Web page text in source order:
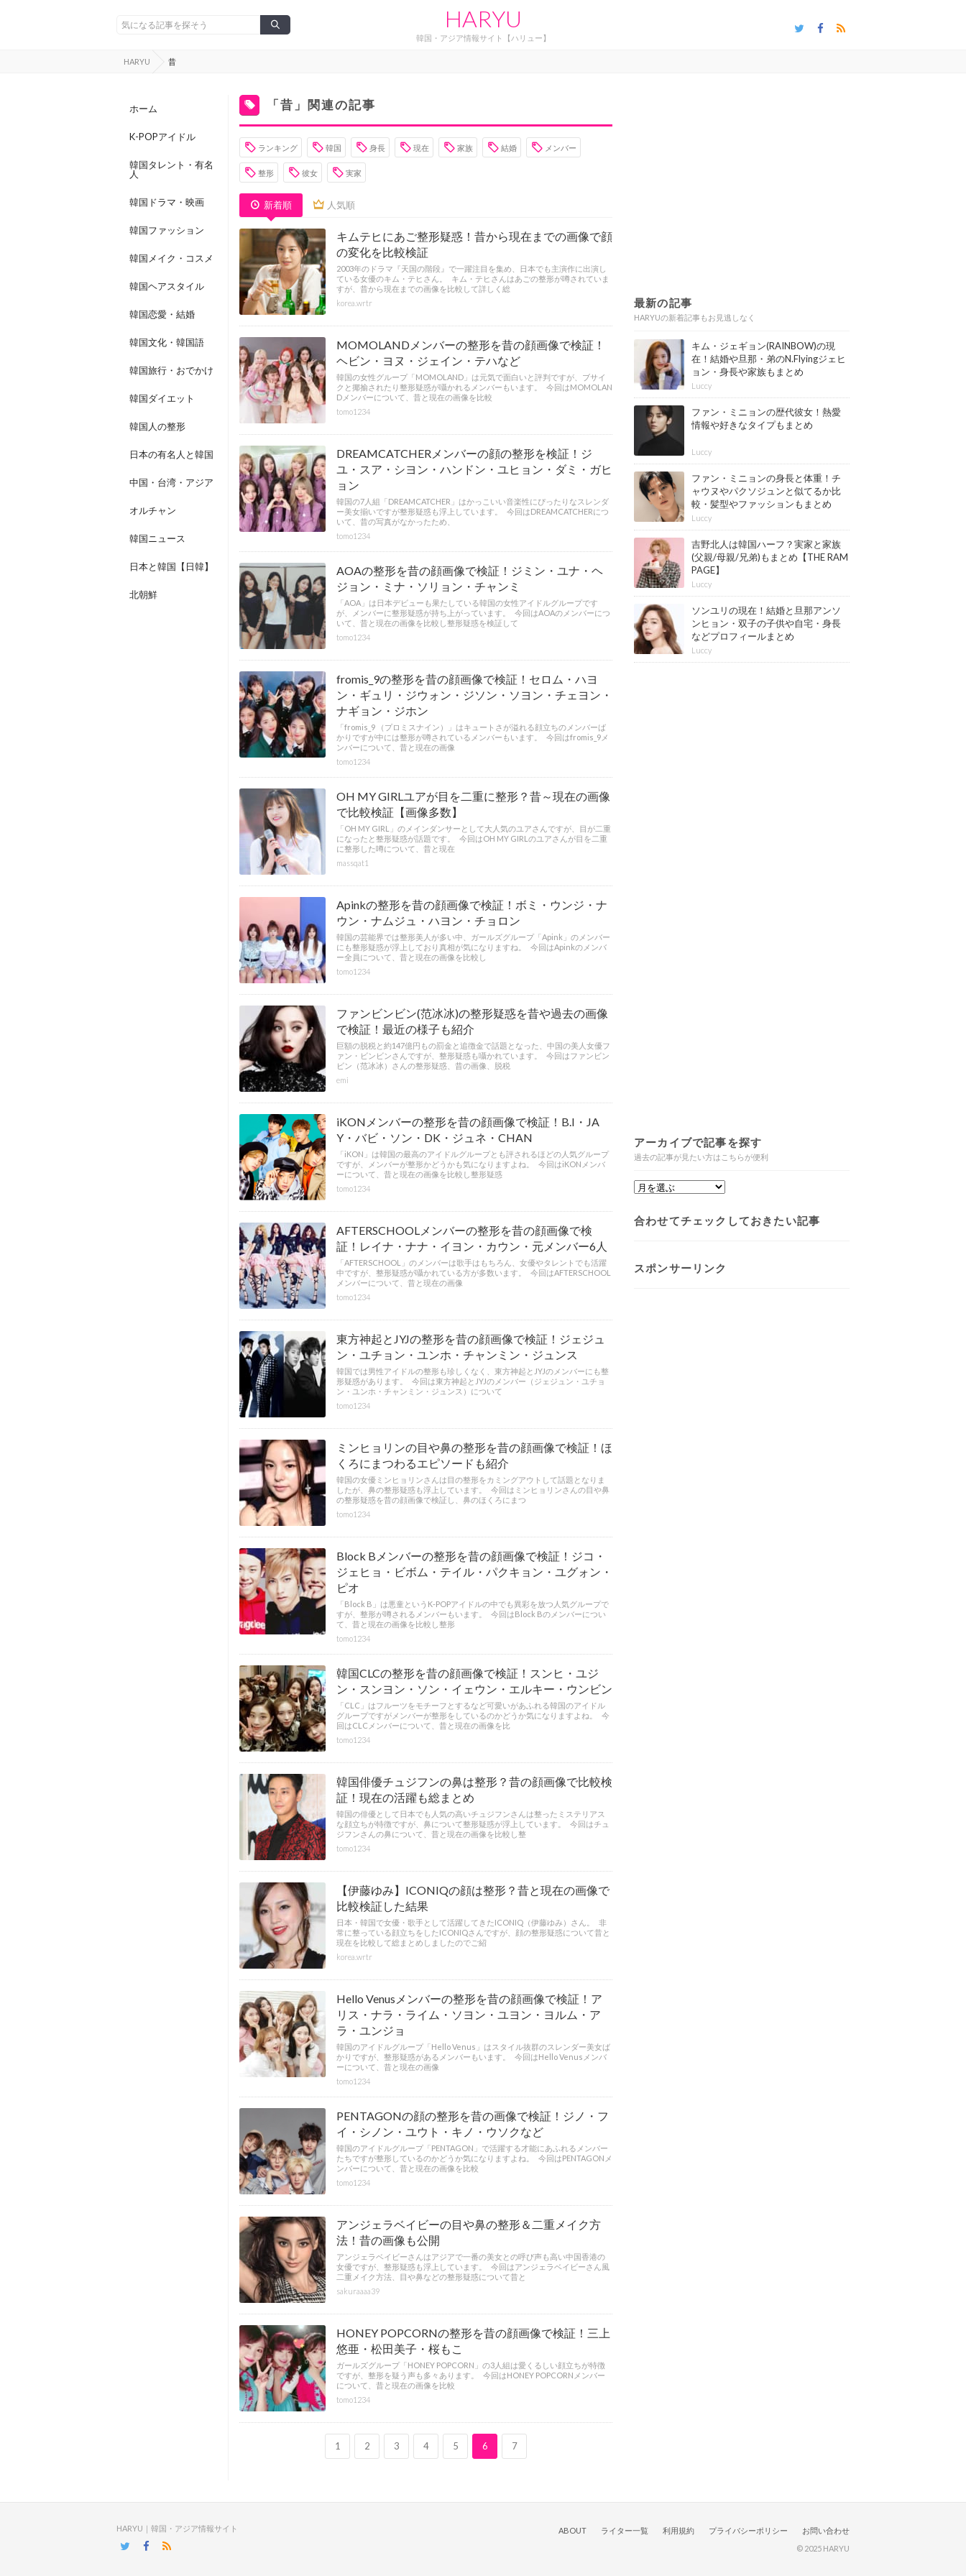
HARYU
韓国・アジア情報サイト【ハリュー】
HARYU 昔
ホーム
K-POPアイドル
韓国タレント・有名
人
韓国ドラマ・映画
韓国ファッション
韓国メイク・コスメ
韓国ヘアスタイル
韓国恋愛・結婚
韓国文化・韓国語
韓国旅行・おでかけ
韓国ダイエット
韓国人の整形
日本の有名人と韓国
中国・台湾・アジア
オルチャン
韓国ニュース
日本と韓国【日韓】
北朝鮮
「昔」関連の記事
ランキング 韓国 身長 現在 家族 結婚 メンバー
整形 彼女 実家
新着順 人気順
キムテヒにあご整形疑惑！昔から現在までの画像で顔
の変化を比較検証
2003年のドラマ『天国の階段』で一躍注目を集め、日本でも主演作に出演し
ている女優のキム・テヒさん。 キム・テヒさんはあごの整形が噂されていま
すが、昔から現在までの画像を比較して詳しく総
korea.wrtr
MOMOLANDメンバーの整形を昔の顔画像で検証！
ヘビン・ヨヌ・ジェイン・テハなど
韓国の女性グループ「MOMOLAND」は元気で面白いと評判ですが、ブサイ
クと揶揄されたり整形疑惑が囁かれるメンバーもいます。 今回はMOMOLAN
Dメンバーについて、昔と現在の画像を比較
tomo1234
DREAMCATCHERメンバーの顔の整形を検証！ジ
ユ・スア・シヨン・ハンドン・ユヒョン・ダミ・ガヒ
ョン
韓国の7人組「DREAMCATCHER」はかっこいい音楽性にぴったりなスレンダ
ー美女揃いですが整形疑惑も浮上しています。 今回はDREAMCATCHERにつ
いて、昔の写真がなかったため、
tomo1234
AOAの整形を昔の顔画像で検証！ジミン・ユナ・ヘ
ジョン・ミナ・ソリョン・チャンミ
「AOA」は日本デビューも果たしている韓国の女性アイドルグループです
が、メンバーに整形疑惑が持ち上がっています。 今回はAOAのメンバーにつ
いて、昔と現在の画像を比較し整形疑惑を検証して
tomo1234
fromis_9の整形を昔の顔画像で検証！セロム・ハヨ
ン・ギュリ・ジウォン・ジソン・ソヨン・チェヨン・
ナギョン・ジホン
「fromis_9 （プロミスナイン）」はキュートさが溢れる顔立ちのメンバーば
かりですが中には整形が噂されているメンバーもいます。 今回はfromis_9メ
ンバーについて、昔と現在の画像
tomo1234
OH MY GIRLユアが目を二重に整形？昔～現在の画像
で比較検証【画像多数】
「OH MY GIRL」のメインダンサーとして大人気のユアさんですが、目が二重
になったと整形疑惑が話題です。 今回はOH MY GIRLのユアさんが目を二重
に整形した噂について、昔と現在
massqat1
Apinkの整形を昔の顔画像で検証！ボミ・ウンジ・ナ
ウン・ナムジュ・ハヨン・チョロン
韓国の芸能界では整形美人が多い中、ガールズグループ「Apink」のメンバー
にも整形疑惑が浮上しており真相が気になりますね。 今回はApinkのメンバ
ー全員について、昔と現在の画像を比較し
tomo1234
ファンビンビン(范冰冰)の整形疑惑を昔や過去の画像
で検証！最近の様子も紹介
巨額の脱税と約147億円もの罰金と追徴金で話題となった、中国の美人女優フ
ァン・ビンビンさんですが、整形疑惑も囁かれています。 今回はファンビン
ビン（范冰冰）さんの整形疑惑、昔の画像、脱税
emi
iKONメンバーの整形を昔の顔画像で検証！B.I・JA
Y・バビ・ソン・DK・ジュネ・CHAN
「iKON」は韓国の最高のアイドルグループとも評されるほどの人気グループ
ですが、メンバーが整形かどうかも気になりますよね。 今回はiKONメンバ
ーについて、昔と現在の画像を比較し整形疑惑
tomo1234
AFTERSCHOOLメンバーの整形を昔の顔画像で検
証！レイナ・ナナ・イヨン・カウン・元メンバー6人
「AFTERSCHOOL」のメンバーは歌手はもちろん、女優やタレントでも活躍
中ですが、整形疑惑が囁かれている方が多数います。 今回はAFTERSCHOOL
メンバーについて、昔と現在の画像
tomo1234
東方神起とJYJの整形を昔の顔画像で検証！ジェジュ
ン・ユチョン・ユンホ・チャンミン・ジュンス
韓国では男性アイドルの整形も珍しくなく、東方神起とJYJのメンバーにも整
形疑惑があります。 今回は東方神起とJYJのメンバー（ジェジュン・ユチョ
ン・ユンホ・チャンミン・ジュンス）について
tomo1234
ミンヒョリンの目や鼻の整形を昔の顔画像で検証！ほ
くろにまつわるエピソードも紹介
韓国の女優ミンヒョリンさんは目の整形をカミングアウトして話題となりま
したが、鼻の整形疑惑も浮上しています。 今回はミンヒョリンさんの目や鼻
の整形疑惑を昔の顔画像で検証し、鼻のほくろにまつ
tomo1234
Block Bメンバーの整形を昔の顔画像で検証！ジコ・
ジェヒョ・ビボム・テイル・パクキョン・ユグォン・
ピオ
「Block B」は悪童というK-POPアイドルの中でも異彩を放つ人気グループで
すが、整形が噂されるメンバーもいます。 今回はBlock Bのメンバーについ
て、昔と現在の画像を比較し整形
tomo1234
韓国CLCの整形を昔の顔画像で検証！スンヒ・ユジ
ン・スンヨン・ソン・イェウン・エルキー・ウンビン
「CLC」はフルーツをモチーフとするなど可愛いがあふれる韓国のアイドル
グループですがメンバーが整形をしているのかどうか気になりますよね。 今
回はCLCメンバーについて、昔と現在の画像を比
tomo1234
韓国俳優チュジフンの鼻は整形？昔の顔画像で比較検
証！現在の活躍も総まとめ
韓国の俳優として日本でも人気の高いチュジフンさんは整ったミステリアス
な顔立ちが特徴ですが、鼻について整形疑惑が浮上しています。 今回はチュ
ジフンさんの鼻について、昔と現在の画像を比較し整
tomo1234
【伊藤ゆみ】ICONIQの顔は整形？昔と現在の画像で
比較検証した結果
日本・韓国で女優・歌手として活躍してきたICONIQ（伊藤ゆみ）さん。 非
常に整っている顔立ちをしたICONIQさんですが、顔の整形疑惑について昔と
現在を比較して総まとめしましたのでご紹
korea.wrtr
Hello Venusメンバーの整形を昔の顔画像で検証！ア
リス・ナラ・ライム・ソヨン・ユヨン・ヨルム・ア
ラ・ユンジョ
韓国のアイドルグループ「Hello Venus」はスタイル抜群のスレンダー美女ば
かりですが、整形疑惑があるメンバーもいます。 今回はHello Venusメンバ
ーについて、昔と現在の画像
tomo1234
PENTAGONの顔の整形を昔の画像で検証！ジノ・フ
イ・シノン・ユウト・キノ・ウソクなど
韓国のアイドルグループ「PENTAGON」で活躍する才能にあふれるメンバー
たちですが整形しているのかどうか気になりますよね。 今回はPENTAGONメ
ンバーについて、昔と現在の画像を比較
tomo1234
アンジェラベイビーの目や鼻の整形＆二重メイク方
法！昔の画像も公開
アンジェラベイビーさんはアジアで一番の美女との呼び声も高い中国香港の
女優ですが、整形疑惑も浮上しています。 今回はアンジェラベイビーさん風
二重メイク方法、目や鼻などの整形疑惑について昔と
sakuraaaa39
HONEY POPCORNの整形を昔の顔画像で検証！三上
悠亜・松田美子・桜もこ
ガールズグループ「HONEY POPCORN」の3人組は愛くるしい顔立ちが特徴
ですが、整形を疑う声も多々あります。 今回はHONEY POPCORNメンバー
について、昔と現在の画像を比較
tomo1234
1 2 3 4 5 6 7
最新の記事
HARYUの新着記事もお見逃しなく
キム・ジェギョン(RAINBOW)の現
在！結婚や旦那・弟のN.Flyingジェヒ
ョン・身長や家族もまとめ
Luccy
ファン・ミニョンの歴代彼女！熱愛
情報や好きなタイプもまとめ
Luccy
ファン・ミニョンの身長と体重！チ
ャウヌやパクソジュンと似てるか比
較・髪型やファッションもまとめ
Luccy
吉野北人は韓国ハーフ？実家と家族
(父親/母親/兄弟)もまとめ【THE RAM
PAGE】
Luccy
ソンユリの現在！結婚と旦那アンソ
ンヒョン・双子の子供や自宅・身長
などプロフィールまとめ
Luccy
アーカイブで記事を探す
過去の記事が見たい方はこちらが便利
合わせてチェックしておきたい記事
スポンサーリンク
HARYU｜韓国・アジア情報サイト ABOUT ライター一覧 利用規約 プライバシーポリシー
お問い合わせ
© 2025 HARYU